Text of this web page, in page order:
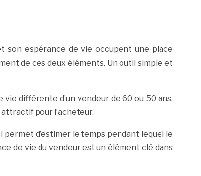
son espérance de vie occupent une place
de ces deux éléments. Un outil simple et
différente d’un vendeur de 60 ou 50 ans.
attractif pour l’acheteur.
permet d’estimer le temps pendant lequel le
de vie du vendeur est un élément clé dans